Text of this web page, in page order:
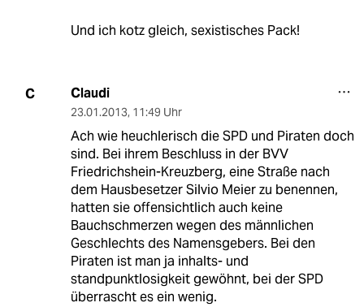
Und ich kotz gleich, sexistisches Pack!
C Claudi
23.01.2013, 11:49 Uhr
Ach wie heuchlerisch die SPD und Piraten doch
sind. Bei ihrem Beschluss in der BVV
Friedrichshein-Kreuzberg, eine Straße nach
dem Hausbesetzer Silvio Meier zu benennen,
hatten sie offensichtlich auch keine
Bauchschmerzen wegen des männlichen
Geschlechts des Namensgebers. Bei den
Piraten ist man ja inhalts- und
standpunktlosigkeit gewöhnt, bei der SPD
überrascht es ein wenig.